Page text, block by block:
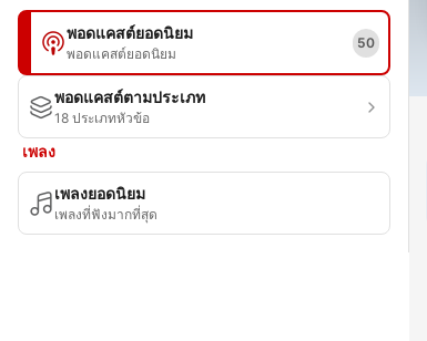
พอดแคสต์ยอดนิยม
พอดแคสต์ยอดนิยม
50
พอดแคสต์ตามประเภท
18 ประเภทหัวข้อ
เพลง
เพลงยอดนิยม
เพลงที่ฟังมากที่สุด